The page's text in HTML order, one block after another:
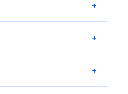
+
+
+